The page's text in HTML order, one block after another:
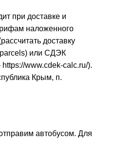
при доставке и
наложенного
доставку
) или СДЭК
https://www.cdek-calc.ru/).
Крым, п.
автобусом. Для